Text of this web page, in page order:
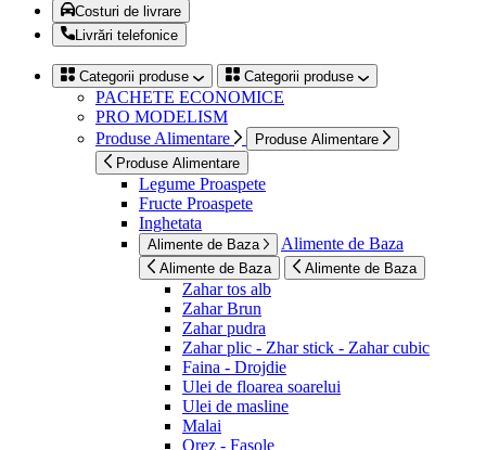
Costuri de livrare
Livrări telefonice
Categorii produse Categorii produse
PACHETE ECONOMICE
PRO MODELISM
Produse Alimentare
Produse Alimentare
Produse Alimentare
Legume Proaspete
Fructe Proaspete
Inghetata
Alimente de Baza Alimente de Baza
Alimente de Baza Alimente de Baza
Zahar tos alb
Zahar Brun
Zahar pudra
Zahar plic - Zhar stick - Zahar cubic
Faina - Drojdie
Ulei de floarea soarelui
Ulei de masline
Malai
Orez - Fasole